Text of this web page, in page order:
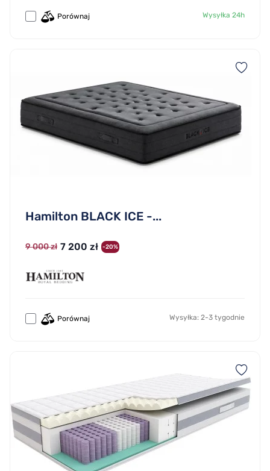
Porównaj Wysyłka 24h
Hamilton BLACK ICE -...
9 000 zł 7 200 zł -20%
Porównaj Wysyłka: 2-3 tygodnie